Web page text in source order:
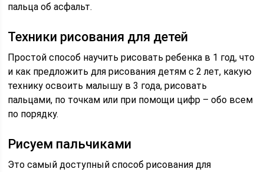
пальца об асфальт.
Техники рисования для детей
Простой способ научить рисовать ребенка в 1 год, что
и как предложить для рисования детям с 2 лет, какую
технику освоить малышу в 3 года, рисовать
пальцами, по точкам или при помощи цифр – обо всем
по порядку.
Рисуем пальчиками
Это самый доступный способ рисования для